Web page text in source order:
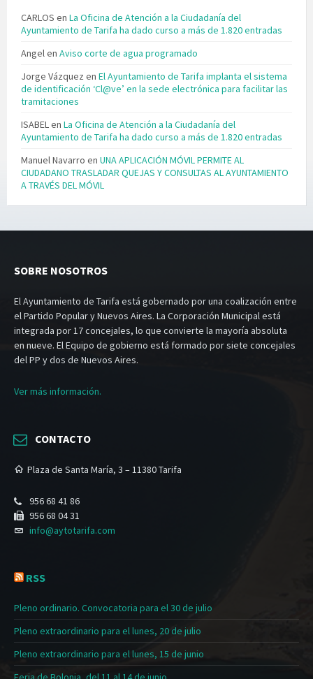
CARLOS en La Oficina de Atención a la Ciudadanía del
Ayuntamiento de Tarifa ha dado curso a más de 1.820 entradas
Angelen Aviso corte de agua programado
Jorge Vázquez en El Ayuntamiento de Tarifa implanta el sistema
de identificación ‘Cl@ve’ en la sede electrónica para facilitar las
tramitaciones
ISABELen La Oficina de Atención a la Ciudadanía del
Ayuntamiento de Tarifa ha dado curso a más de 1.820 entradas
Manuel Navarro en UNA APLICACIÓN MÓVIL PERMITE AL
CIUDADANO TRASLADAR QUEJAS Y CONSULTAS AL AYUNTAMIENTO
A TRAVÉS DEL MÓVIL
SOBRE NOSOTROS
El Ayuntamiento de Tarifa está gobernado por una coalización entre
el Partido Popular y Nuevos Aires. La Corporación Municipal está
integrada por 17 concejales, lo que convierte la mayoría absoluta
en nueve. El Equipo de gobierno está formado por siete concejales
del PP y dos de Nuevos Aires.
Ver más información.
CONTACTO
Plaza de Santa María, 3 – 11380 Tarifa
956 68 41 86
956 68 04 31
info@aytotarifa.com
RSS
Pleno ordinario. Convocatoria para el 30 de julio
Pleno extraordinario para el lunes, 20 de julio
Pleno extraordinario para el lunes, 15 de junio